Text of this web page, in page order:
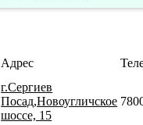
Адрес
г.Сергиев
Посад,Новоугличское
шоссе, 15